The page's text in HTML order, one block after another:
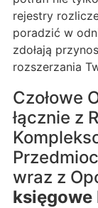
rejestry
poradzić w
zdołają
rozszerzania
Czołowe
łącznie z
wraz z
księgowe